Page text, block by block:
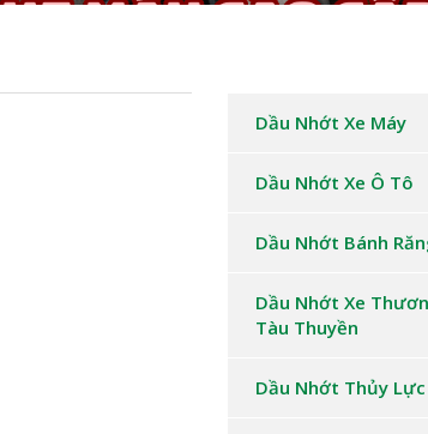
Dầu Nhớt Xe Máy
Dầu Nhớt Xe Ô Tô
Dầu Nhớt Bánh
Dầu Nhớt Xe
Tàu Thuyền
Dầu Nhớt Thủy Lực